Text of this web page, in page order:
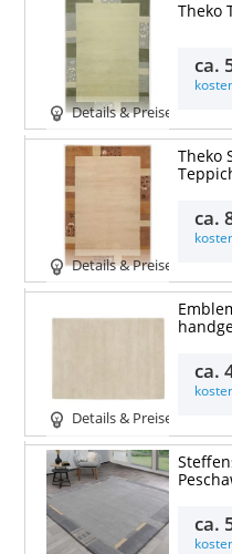
Details & Preise
Theko
ca.
Details & Preise
Theko
ca.
Details & Preise
ca.
ca.